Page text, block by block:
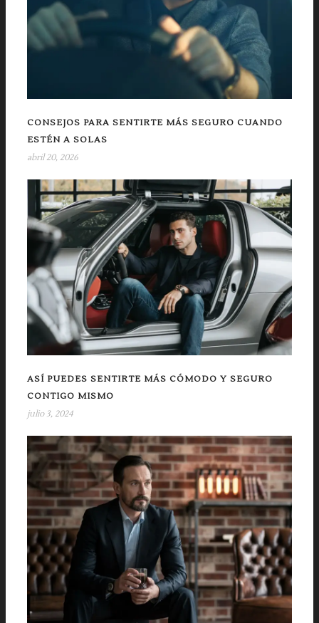
CONSEJOS PARA SENTIRTE MÁS SEGURO CUANDO
ESTÉN A SOLAS
abril 20, 2026
ASÍ PUEDES SENTIRTE MÁS CÓMODO Y SEGURO
CONTIGO MISMO
julio 3, 2024